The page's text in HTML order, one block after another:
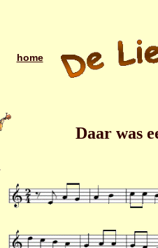
home
Daar was